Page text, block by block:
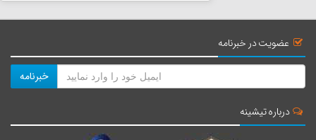
عضویت در خبرنامه
خبرنامه
درباره تیشینه